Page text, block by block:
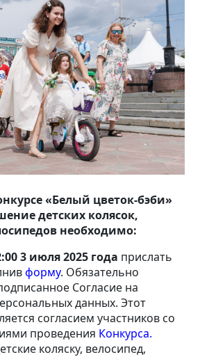
«Белый цветок-бэби»
детских колясок,
необходимо:
3 июля 2025 года прислать
форму. Обязательно
Согласие на
данных. Этот
согласием участников со
проведения Конкурса.
коляску, велосипед,